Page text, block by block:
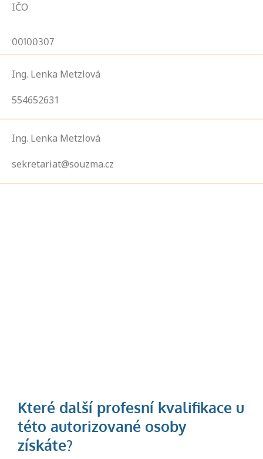
IČO
00100307
Ing. Lenka Metzlová
554652631
Ing. Lenka Metzlová
sekretariat@souzma.cz